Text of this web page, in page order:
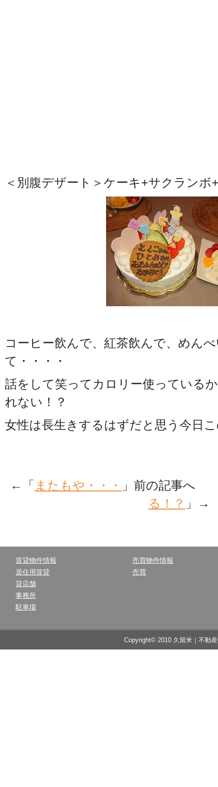
＜別腹デザート＞ケーキ+サクランボ
コーヒー飲んで、紅茶飲んで、めん
て・・・・
話をして笑ってカロリー使っている
れない！？
女性は長生きするはずだと思う今日
←「 またもや・・・
」前の記事へ
る！？ 」→
賃貸物件情報
居住用賃貸
貸店舗
事務所
駐車場
売買物件情報
売買
Copyright© 2010 久留米｜不動